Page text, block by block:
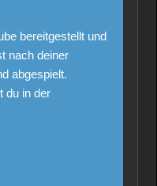
bereitgestellt und
nach deiner
abgespielt.
du in der